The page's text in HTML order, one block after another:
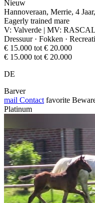
Nieuw
Hannoveraan, Merrie, 4
Eagerly trained mare
V: Valverde | MV:
Dressuur · Fokken ·
€ 15.000 tot € 20.000
€ 15.000 tot € 20.000
DE
Barver
mail Contact favorite
Platinum